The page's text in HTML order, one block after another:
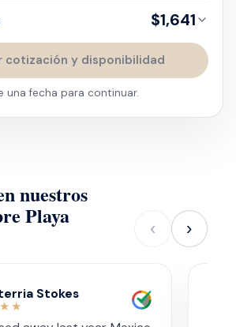
$1,641
cotización y disponibilidad
una fecha para continuar.
nuestros
Playa ‹ ›
Stokes